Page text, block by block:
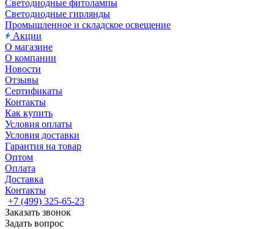
Светодиодные фитолампы
Светодиодные гирлянды
Промышленное и складское освещение
Акции
О магазине
О компании
Новости
Отзывы
Сертификаты
Контакты
Как купить
Условия оплаты
Условия доставки
Гарантия на товар
Оптом
Оплата
Доставка
Контакты
+7 (499) 325-65-23
Заказать звонок
Задать вопрос